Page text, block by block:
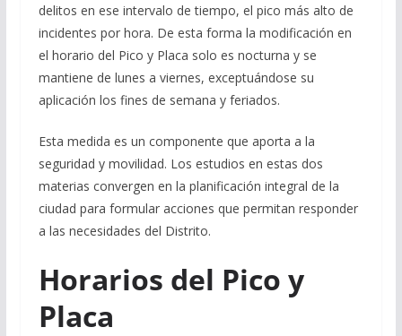
delitos en ese intervalo de tiempo, el pico más alto de
incidentes por hora. De esta forma la modificación en
el horario del Pico y Placa solo es nocturna y se
mantiene de lunes a viernes, exceptuándose su
aplicación los fines de semana y feriados.
Esta medida es un componente que aporta a la
seguridad y movilidad. Los estudios en estas dos
materias convergen en la planificación integral de la
ciudad para formular acciones que permitan responder
a las necesidades del Distrito.
Horarios del Pico y
Placa